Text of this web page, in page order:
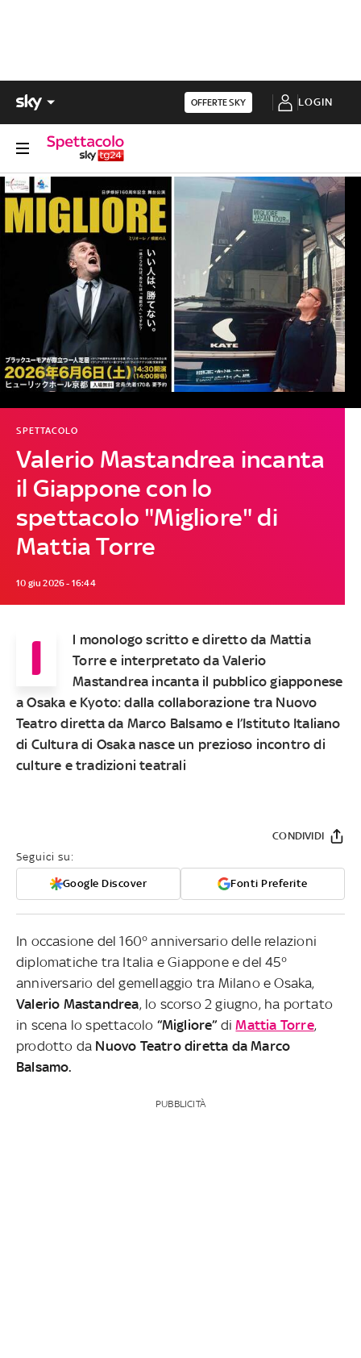
OFFERTE SKY LOGIN
Valerio Mastandrea incanta
il Giappone con lo
spettacolo "Migliore" di
Mattia Torre
SPETTACOLO
10 giu 2026 - 16:44
I
l monologo scritto e diretto da Mattia
Torre e interpretato da Valerio
Mastandrea incanta il pubblico giapponese
a Osaka e Kyoto: dalla collaborazione tra Nuovo
Teatro diretta da Marco Balsamo e l’Istituto Italiano
di Cultura di Osaka nasce un prezioso incontro di
culture e tradizioni teatrali
Seguici su:
Google Discover Fonti Preferite
CONDIVIDI
In occasione del 160° anniversario delle relazioni
diplomatiche tra Italia e Giappone e del 45°
anniversario del gemellaggio tra Milano e Osaka,
Valerio Mastandrea, lo scorso 2 giugno, ha portato
in scena lo spettacolo “Migliore” diMattia Torre,
prodotto da Nuovo Teatro diretta da Marco
Balsamo.
PUBBLICITÀ